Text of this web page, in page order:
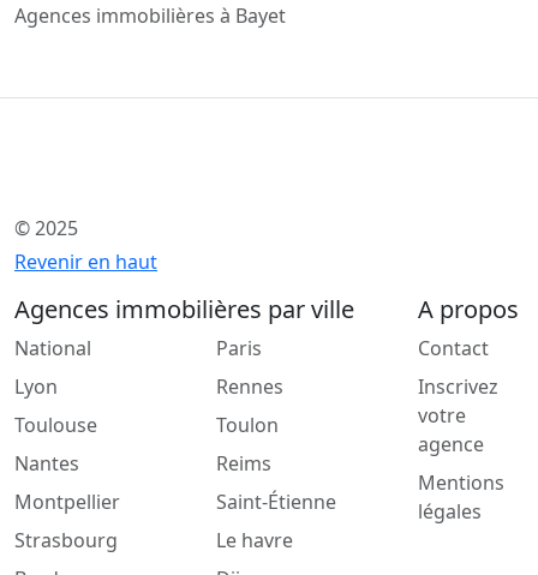
Agences immobilières à Bayet
© 2025
Revenir en haut
Agences immobilières par ville
National
Lyon
Toulouse
Nantes
Montpellier
Strasbourg
Paris
Rennes
Toulon
Reims
Saint-Étienne
Le havre
A propos
Contact
Inscrivez
votre
agence
Mentions
légales